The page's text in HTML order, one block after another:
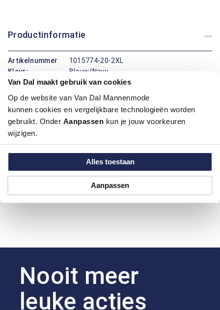
Van Dal maakt gebruik van cookies
Op de website van Van Dal Mannenmode
kunnen cookies en vergelijkbare technologieën worden
gebruikt. Onder Aanpassen kun je jouw voorkeuren
wijzigen.
Alles toestaan
Aanpassen
Productinformatie
Artikelnummer
1015774-20-2XL
Kleur:
Blauw/Navy
Materiaal:
60% Katoen / 40% Polyester
Maatinformatie
Hoe kan ik betalen?
Nooit meer
leuke acties